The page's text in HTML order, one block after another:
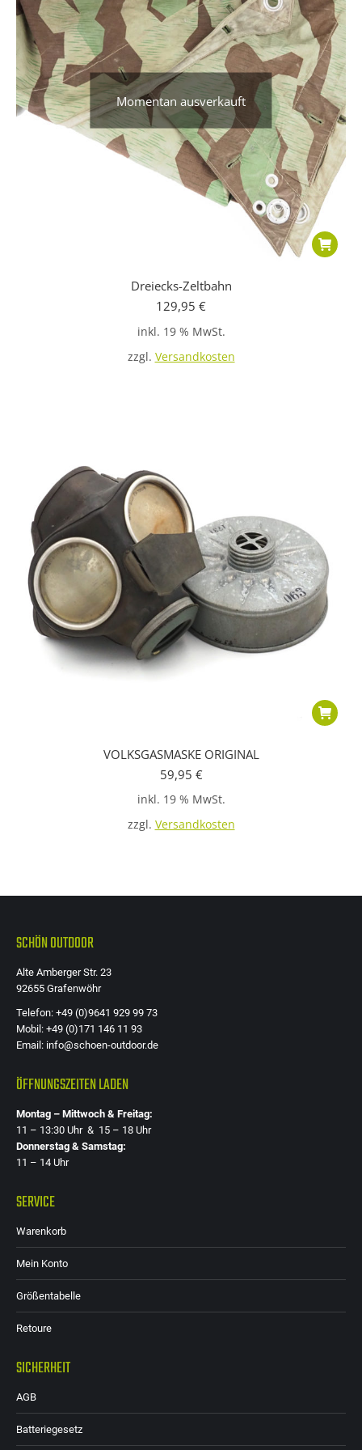
Momentan ausverkauft
Dreiecks-Zeltbahn
129,95 €
inkl. 19 % MwSt.
zzgl. Versandkosten
VOLKSGASMASKE ORIGINAL
59,95 €
inkl. 19 % MwSt.
zzgl. Versandkosten
SCHÖN OUTDOOR
Alte Amberger Str. 23
92655 Grafenwöhr
Telefon: +49 (0)9641 929 99 73
Mobil: +49 (0)171 146 11 93
Email: info@schoen-outdoor.de
ÖFFNUNGSZEITEN LADEN
Montag – Mittwoch & Freitag:
11 – 13:30 Uhr & 15 – 18 Uhr
Donnerstag & Samstag:
11 – 14 Uhr
SERVICE
Warenkorb
Mein Konto
Größentabelle
Retoure
SICHERHEIT
AGB
Batteriegesetz